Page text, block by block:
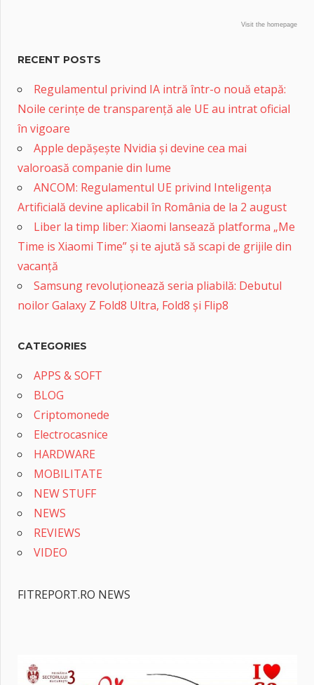
Visit the homepage
RECENT POSTS
Regulamentul privind IA intră într-o nouă etapă:
Noile cerințe de transparență ale UE au intrat oficial
în vigoare
Apple depășește Nvidia și devine cea mai
valoroasă companie din lume
ANCOM: Regulamentul UE privind Inteligența
Artificială devine aplicabil în România de la 2 august
Liber la timp liber: Xiaomi lansează platforma „Me
Time is Xiaomi Time” și te ajută să scapi de grijile din
vacanță
Samsung revoluționează seria pliabilă: Debutul
noilor Galaxy Z Fold8 Ultra, Fold8 și Flip8
CATEGORIES
APPS & SOFT
BLOG
Criptomonede
Electrocasnice
HARDWARE
MOBILITATE
NEW STUFF
NEWS
REVIEWS
VIDEO
FITREPORT.RO NEWS